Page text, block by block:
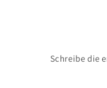
Schreibe die